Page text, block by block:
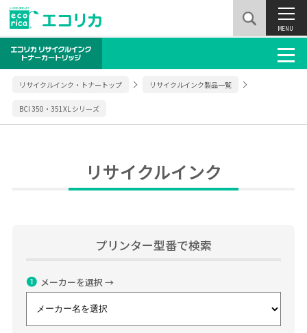
MENU
リサイクルインク・トナートップ リサイクルインク製品一覧
BCI 350・351XL シリーズ
リサイクルインク
プリンター型番で検索
❶ メーカーを選択 →